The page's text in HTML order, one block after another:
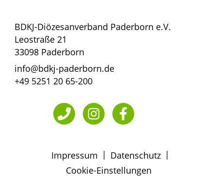
BDKJ-Diözesanverband Paderborn e.V.
Leostraße 21
33098 Paderborn
info@bdkj-paderborn.de
+49 5251 20 65-200
Impressum | Datenschutz |
Cookie-Einstellungen